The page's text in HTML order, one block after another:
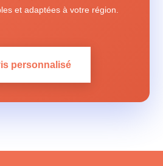
et adaptées à votre région.
personnalisé